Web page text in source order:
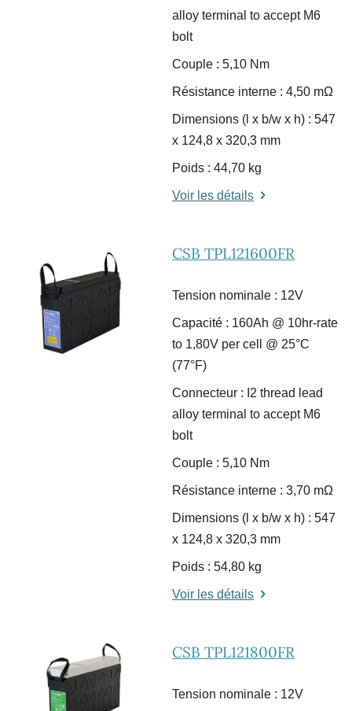
alloy terminal to accept M6
bolt
Couple : 5,10 Nm
Résistance interne : 4,50 mΩ
Dimensions (l x b/w x h) : 547
x 124,8 x 320,3 mm
Poids : 44,70 kg
Voir les détails
CSB TPL121600FR
Tension nominale : 12V
Capacité : 160Ah @ 10hr-rate
to 1,80V per cell @ 25°C
(77°F)
Connecteur : I2 thread lead
alloy terminal to accept M6
bolt
Couple : 5,10 Nm
Résistance interne : 3,70 mΩ
Dimensions (l x b/w x h) : 547
x 124,8 x 320,3 mm
Poids : 54,80 kg
Voir les détails
CSB TPL121800FR
Tension nominale : 12V